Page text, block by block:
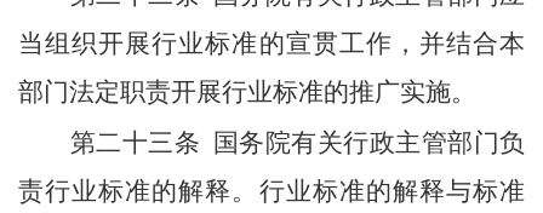
当组织开展行业标准的宣贯工作，并结合本
部门法定职责开展行业标准的推广实施。
第二十三条
国务院有关行政主管部门负
责行业标准的解释。行业标准的解释与标准